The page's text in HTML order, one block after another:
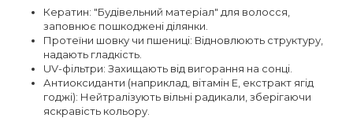
Кератин: "Будівельний матеріал" для волосся,
заповнює пошкоджені ділянки.
Протеїни шовку чи пшениці: Відновлюють структуру,
надають гладкість.
UV-фільтри: Захищають від вигорання на сонці.
Антиоксиданти (наприклад, вітамін Е, екстракт ягід
годжі): Нейтралізують вільні радикали, зберігаючи
яскравість кольору.